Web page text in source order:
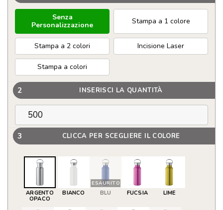
Senza
Personalizzazione
Stampa a 1 colore
Stampa a 2 colori Incisione Laser
Stampa a colori
2 INSERISCI LA QUANTITÀ
3 CLICCA PER SCEGLIERE IL COLORE
ARGENTO
OPACO
BIANCO
ESAURITO
BLU FUCSIA LIME